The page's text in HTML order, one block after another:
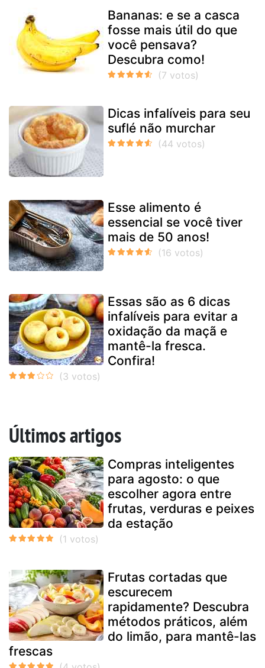
Bananas: e se a casca
fosse mais útil do que
você pensava?
Descubra como!
Dicas infalíveis para seu
suflé não murchar
Esse alimento é
essencial se você tiver
mais de 50 anos!
Essas são as 6 dicas
infalíveis para evitar a
oxidação da maçã e
mantê-la fresca.
Confira!
Últimos artigos
Compras inteligentes
para agosto: o que
escolher agora entre
frutas, verduras e peixes
da estação
Frutas cortadas que
escurecem
rapidamente? Descubra
métodos práticos, além
do limão, para mantê-las
frescas